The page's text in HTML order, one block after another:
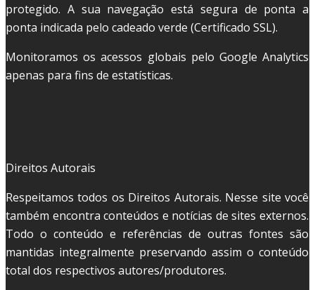
protegido. A sua navegação está segura de ponta a
ponta indicada pelo cadeado verde (Certificado SSL).
Monitoramos os acessos globais pelo Google Analytics
apenas para fins de estatísticas.
Direitos Autorais
Respeitamos todos os Direitos Autorais. Nesse site você
também encontra conteúdos e notícias de sites externos.
Todo o conteúdo e referências de outras fontes são
mantidas integralmente preservando assim o conteúdo
total dos respectivos autores/produtores.